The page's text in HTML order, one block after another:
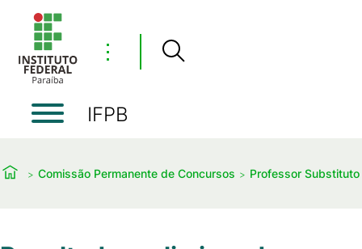
⋮
IFPB
Comissão Permanente de Concursos Professor Substituto